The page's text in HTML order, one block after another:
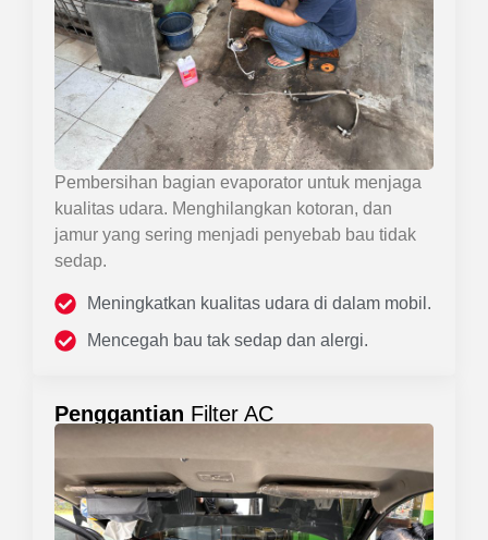
Pembersihan bagian evaporator untuk menjaga
kualitas udara. Menghilangkan kotoran, dan
jamur yang sering menjadi penyebab bau tidak
sedap.
Meningkatkan kualitas udara di dalam mobil.
Mencegah bau tak sedap dan alergi.
Penggantian Filter AC